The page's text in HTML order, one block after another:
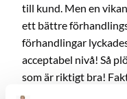
till kund. Men en
ett bättre
förhandlingar
acceptabel nivå! Så
som är riktigt bra!
annan aktör på den